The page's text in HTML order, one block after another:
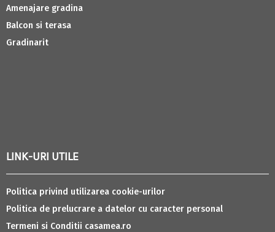
Amenajare gradina
Balcon si terasa
Gradinarit
LINK-URI UTILE
Politica privind utilizarea cookie-urilor
Politica de prelucrare a datelor cu caracter personal
Termeni si Conditii casamea.ro